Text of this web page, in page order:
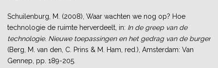
Schuilenburg, M. (2008), Waar wachten we nog op? Hoe
technologie de ruimte herverdeelt, in: In de greep van de
technologie. Nieuwe toepassingen en het gedrag van de burger
(Berg, M. van den, C. Prins & M. Ham, red.), Amsterdam: Van
Gennep, pp. 189-205.